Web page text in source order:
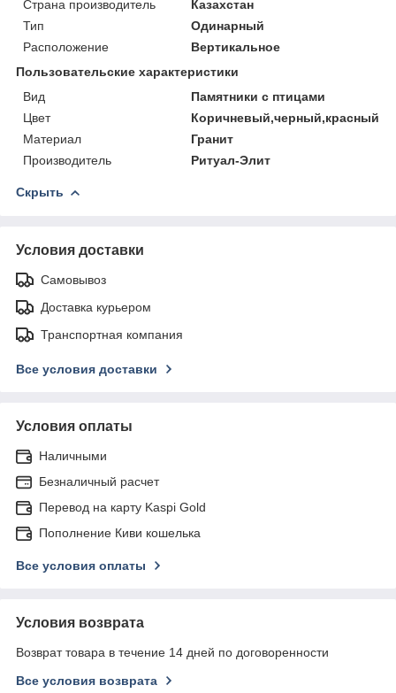
Страна производитель
Казахстан
Тип
Одинарный
Расположение
Вертикальное
Пользовательские характеристики
Вид
Памятники с птицами
Цвет
Коричневый,черный,красный
Материал
Гранит
Производитель
Ритуал-Элит
Скрыть
Условия доставки
Самовывоз
Доставка курьером
Транспортная компания
Все условия доставки
Условия оплаты
Наличными
Безналичный расчет
Перевод на карту Kaspi Gold
Пополнение Киви кошелька
Все условия оплаты
Условия возврата
Возврат товара в течение 14 дней по договоренности
Все условия возврата